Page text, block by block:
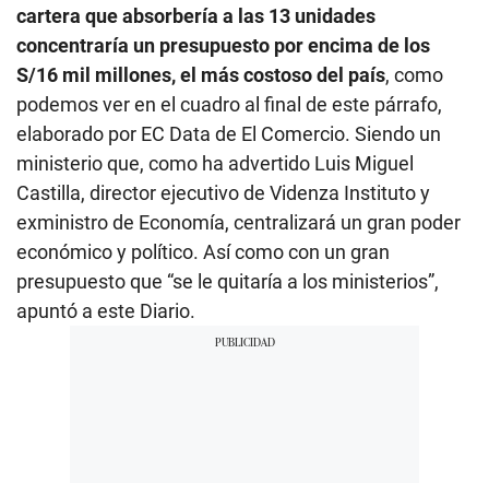
cartera que absorbería a las 13 unidades
concentraría un presupuesto por encima de los
S/16 mil millones, el más costoso del país, como
podemos ver en el cuadro al final de este párrafo,
elaborado por EC Data de El Comercio. Siendo un
ministerio que, como ha advertido Luis Miguel
Castilla, director ejecutivo de Videnza Instituto y
exministro de Economía, centralizará un gran poder
económico y político. Así como con un gran
presupuesto que “se le quitaría a los ministerios”,
apuntó a este Diario.